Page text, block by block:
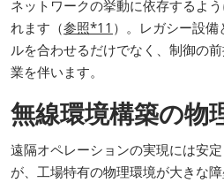
ネットワークの挙動に依存するよ
れます（参照*11 ）。レガシー設備
ルを合わせるだけでなく、制御の
業を伴います。
無線環境構築の物
遠隔オペレーションの実現には安
が、工場特有の物理環境が大きな